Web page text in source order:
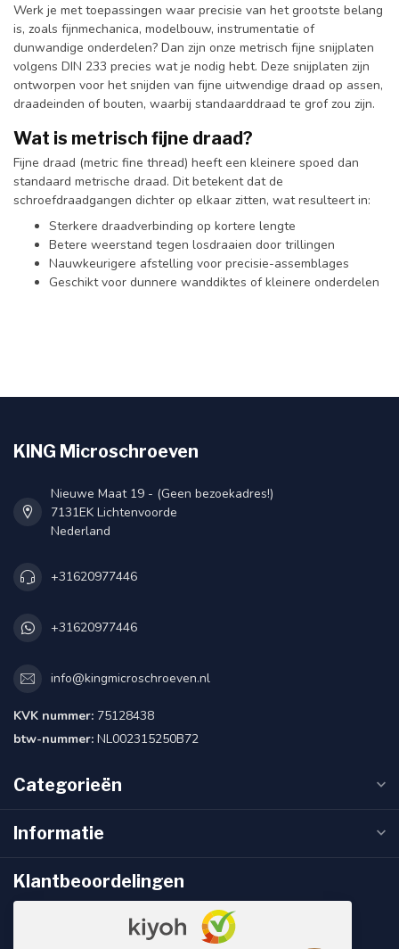
Werk je met toepassingen waar precisie van het grootste belang
is, zoals fijnmechanica, modelbouw, instrumentatie of
dunwandige onderdelen? Dan zijn onze metrisch fijne snijplaten
volgens DIN 233 precies wat je nodig hebt. Deze snijplaten zijn
ontworpen voor het snijden van fijne uitwendige draad op assen,
draadeinden of bouten, waarbij standaarddraad te grof zou zijn.
Wat is metrisch fijne draad?
Fijne draad (metric fine thread) heeft een kleinere spoed dan
standaard metrische draad. Dit betekent dat de
schroefdraadgangen dichter op elkaar zitten, wat resulteert in:
Sterkere draadverbinding op kortere lengte
Betere weerstand tegen losdraaien door trillingen
Nauwkeurigere afstelling voor precisie-assemblages
Geschikt voor dunnere wanddiktes of kleinere onderdelen
KING Microschroeven
Nieuwe Maat 19 - (Geen bezoekadres!)
7131EK Lichtenvoorde
Nederland
+31620977446
+31620977446
info@kingmicroschroeven.nl
KVK nummer: 75128438
btw-nummer: NL002315250B72
Categorieën
Informatie
Klantbeoordelingen